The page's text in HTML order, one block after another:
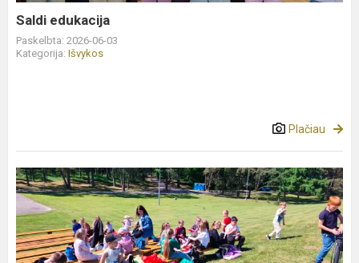
Saldi edukacija
Paskelbta: 2026-06-03
Kategorija: Išvykos
Plačiau
Pirmokų
išvyka